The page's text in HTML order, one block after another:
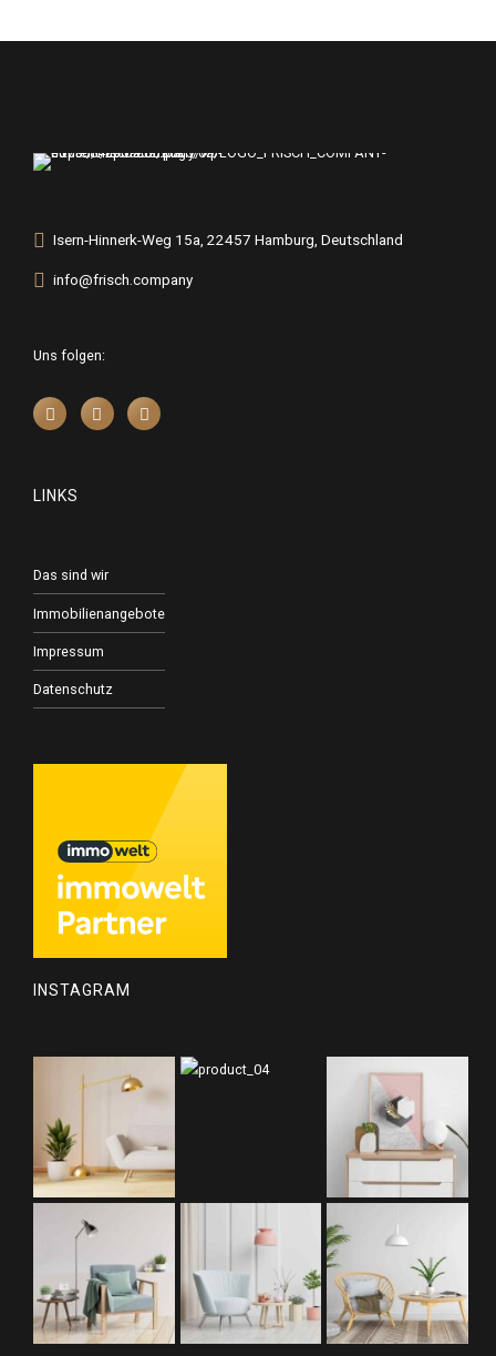
Isern-Hinnerk-Weg 15a, 22457 Hamburg, Deutschland
info@frisch.company
Uns folgen:
LINKS
Das sind wir
Immobilienangebote
Impressum
Datenschutz
INSTAGRAM